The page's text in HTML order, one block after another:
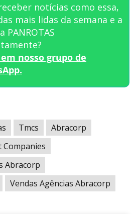
notícias como essa,
mais lidas da semana e a
PANROTAS
nosso grupo de
Tmcs
Abracorp
Abracorp
Vendas Agências Abracorp